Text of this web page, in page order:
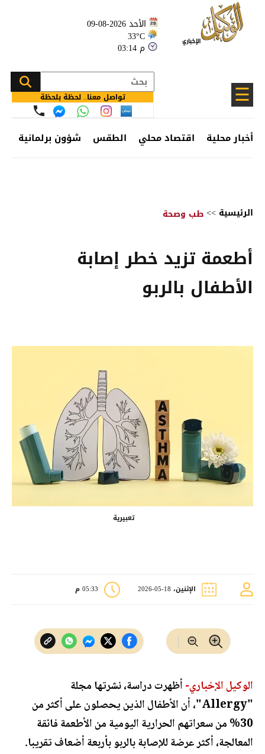
الأحد 2026-08-09
33°C
03:14 م
☰ تواصل معنا.. لحظة بلحظة
أخبار محلية اقتصاد محلي الطقس شؤون برلمانية
الرئيسية >>طب وصحة
أطعمة تزيد خطر إصابة
الأطفال بالربو
تعبيرية
الإثنين، 18-05-2026 05:33 م
الوكيل الإخباري-أظهرت دراسة، نشرتها مجلة
"Allergy"، أن الأطفال الذين يحصلون على أكثر من
30% من سعراتهم الحرارية اليومية من الأطعمة فائقة
المعالجة، أكثر عرضة للإصابة بالربو بأربعة أضعاف تقريبا.